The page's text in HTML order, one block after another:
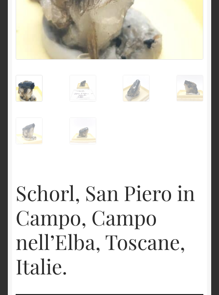
Schorl, San Piero in
Campo, Campo
nell’Elba, Toscane,
Italie.